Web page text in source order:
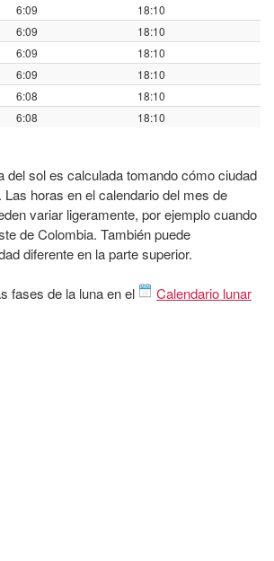
6:09
18:10
6:09
18:10
6:09
18:10
6:09
18:10
6:08
18:10
6:08 18:10
del sol es calculada tomando cómo ciudad
Las horas en el calendario del mes de
variar ligeramente, por ejemplo cuando
de Colombia. También puede
diferente en la parte superior.
fases de la luna en el
Calendario lunar